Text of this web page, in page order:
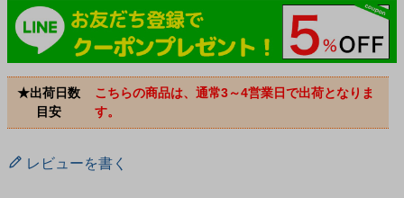
★出荷日数
目安
こちらの商品は、通常3～4営業日で出荷となりま
す。
レビューを書く